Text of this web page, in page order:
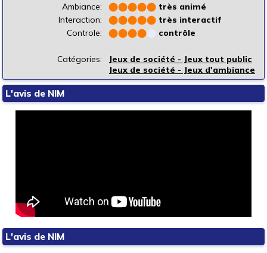
Ambiance:
⬤⬤⬤⬤⬤ très animé
Interaction:
⬤⬤⬤⬤⬤ très interactif
Controle:
⬤⬤⬤⬤ contrôle
Catégories:
Jeux de société - Jeux tout public
Jeux de société - Jeux d'ambiance
L'avis de NIM
L'avis de NIM